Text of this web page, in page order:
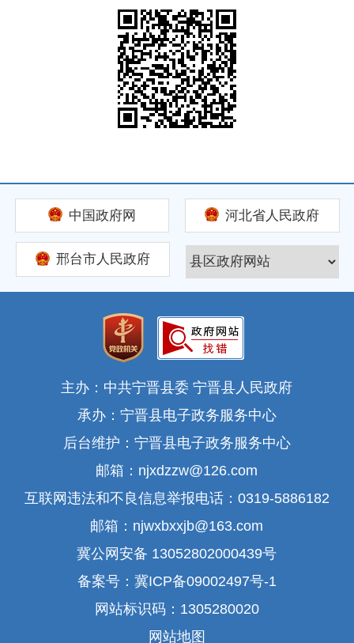
中国政府网 河北省人民政府
邢台市人民政府
主办：中共宁晋县委 宁晋县人民政府
承办：宁晋县电子政务服务中心
后台维护：宁晋县电子政务服务中心
邮箱：njxdzzw@126.com
互联网违法和不良信息举报电话：0319-5886182
邮箱：njwxbxxjb@163.com
冀公网安备 13052802000439号
备案号：冀ICP备09002497号-1
网站标识码：1305280020
网站地图